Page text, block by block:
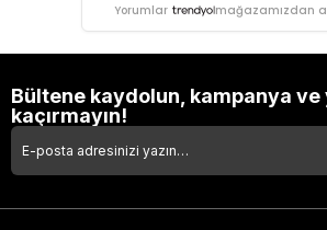
Yorumlar
mağazamızdan
Bültene kaydolun, kampanya
kaçırmayın!